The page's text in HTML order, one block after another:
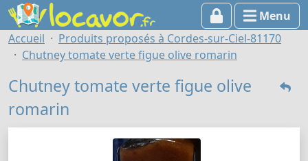
Menu
Accueil
Produits proposés à Cordes-sur-Ciel-81170
Chutney tomate verte figue olive romarin
Chutney tomate verte figue olive
romarin